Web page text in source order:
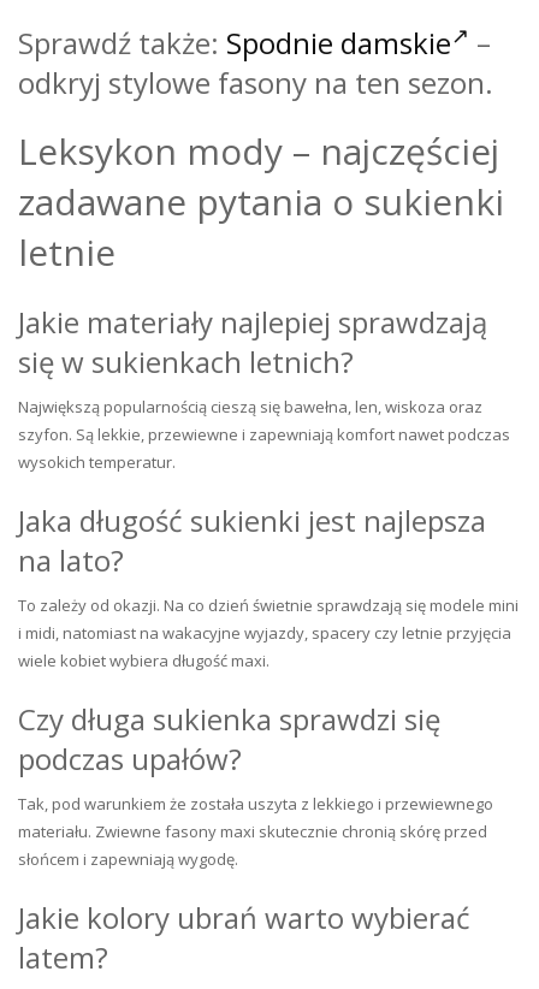
Sprawdź także: Spodnie damskie
–
odkryj stylowe fasony na ten sezon.
Leksykon mody – najczęściej
zadawane pytania o sukienki
letnie
Jakie materiały najlepiej sprawdzają
się w sukienkach letnich?
Największą popularnością cieszą się bawełna, len, wiskoza oraz
szyfon. Są lekkie, przewiewne i zapewniają komfort nawet podczas
wysokich temperatur.
Jaka długość sukienki jest najlepsza
na lato?
To zależy od okazji. Na co dzień świetnie sprawdzają się modele mini
i midi, natomiast na wakacyjne wyjazdy, spacery czy letnie przyjęcia
wiele kobiet wybiera długość maxi.
Czy długa sukienka sprawdzi się
podczas upałów?
Tak, pod warunkiem że została uszyta z lekkiego i przewiewnego
materiału. Zwiewne fasony maxi skutecznie chronią skórę przed
słońcem i zapewniają wygodę.
Jakie kolory ubrań warto wybierać
latem?